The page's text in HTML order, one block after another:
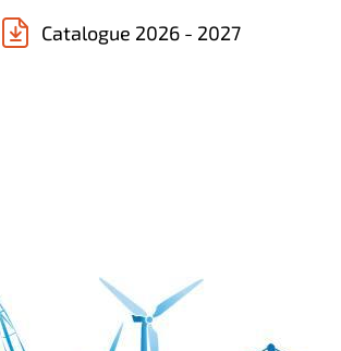
Catalogue 2026 - 2027